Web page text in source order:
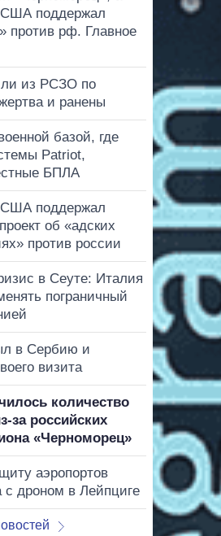
поддержал
против рф. Главное
из РСЗО по
и ранены
базой, где
Patriot,
БПЛА
поддержал
об «адских
против россии
в Сеуте: Италия
пограничный
в Сербию и
визита
количество
за российских
«Черноморец»
аэропортов
с дроном в Лейпциге